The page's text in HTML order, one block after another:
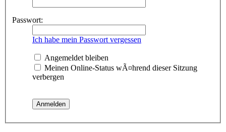
Passwort:
Ich habe mein Passwort vergessen
Angemeldet bleiben
Meinen Online-Status wÃ¤hrend dieser Sitzung
verbergen